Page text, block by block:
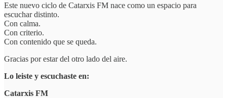
Este nuevo ciclo de Catarxis FM nace como un espacio para
escuchar distinto.
Con calma.
Con criterio.
Con contenido que se queda.
Gracias por estar del otro lado del aire.
Lo leiste y escuchaste en:
Catarxis FM